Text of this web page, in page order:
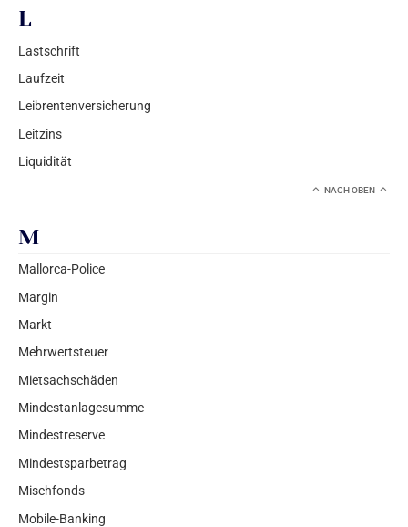
L
Lastschrift
Laufzeit
Leibrentenversicherung
Leitzins
Liquidität
NACH OBEN
M
Mallorca-Police
Margin
Markt
Mehrwertsteuer
Mietsachschäden
Mindestanlagesumme
Mindestreserve
Mindestsparbetrag
Mischfonds
Mobile-Banking